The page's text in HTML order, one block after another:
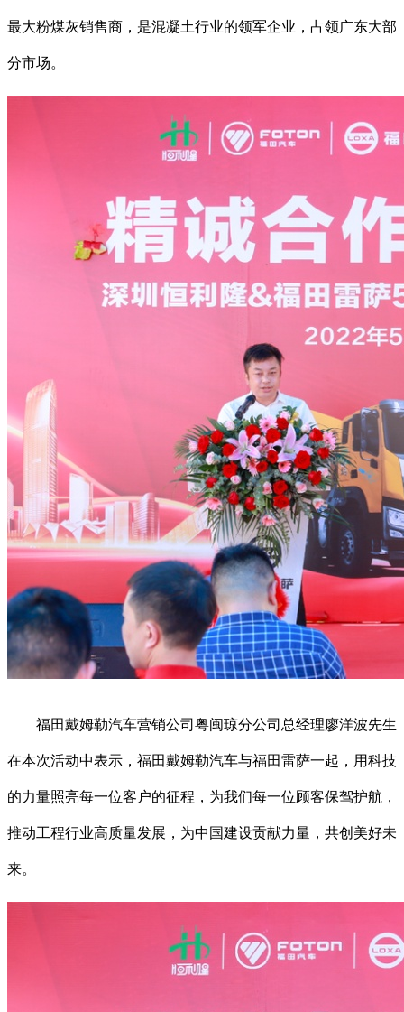
最大粉煤灰销售商，是混凝土行业的领军企业，占领广东大部
分市场。
福田戴姆勒汽车营销公司粤闽琼分公司总经理廖洋波先生
在本次活动中表示，福田戴姆勒汽车与福田雷萨一起，用科技
的力量照亮每一位客户的征程，为我们每一位顾客保驾护航，
推动工程行业高质量发展，为中国建设贡献力量，共创美好未
来。